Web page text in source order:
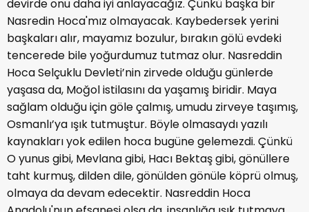
devirde onu daha iyi anlayacağız. Çünkü başka bir
Nasredin Hoca'mız olmayacak. Kaybedersek yerini
başkaları alır, mayamız bozulur, bırakın gölü evdeki
tencerede bile yoğurdumuz tutmaz olur. Nasreddin
Hoca Selçuklu Devleti’nin zirvede olduğu günlerde
yaşasa da, Moğol istilasını da yaşamış biridir. Maya
sağlam olduğu için göle çalmış, umudu zirveye taşımış,
Osmanlı’ya ışık tutmuştur. Böyle olmasaydı yazılı
kaynakları yok edilen hoca bugüne gelemezdi. Çünkü
O yunus gibi, Mevlana gibi, Hacı Bektaş gibi, gönüllere
taht kurmuş, dilden dile, gönülden gönüle köprü olmuş,
olmaya da devam edecektir. Nasreddin Hoca